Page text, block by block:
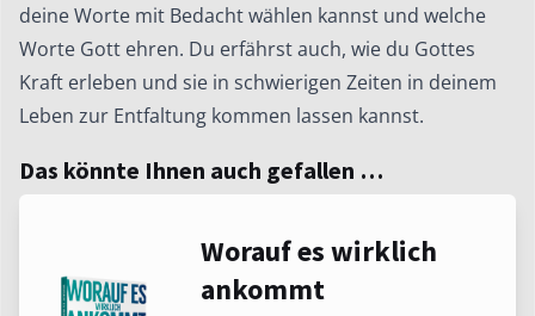
deine Worte mit Bedacht wählen kannst und welche
Worte Gott ehren. Du erfährst auch, wie du Gottes
Kraft erleben und sie in schwierigen Zeiten in deinem
Leben zur Entfaltung kommen lassen kannst.
Das könnte Ihnen auch gefallen …
Worauf es wirklich
ankommt